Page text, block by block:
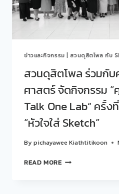
สบายๆ…
STORY
ครั้ง
ที่
417(11)
EP.3
“BEYOND
THE
RIBBON:
ใส
Z
ข่าวและกิจกรรม สวนดุสิตโพล กับ
สวนดุสิตโพล ร่วมกั
ศาสตร์ จัดกิจกรรม
Talk One Lab“ ครั้ง
“หัวใจใส่ Sketch”
Bypichayawee Kiathtitikoon
READ MOREสวน